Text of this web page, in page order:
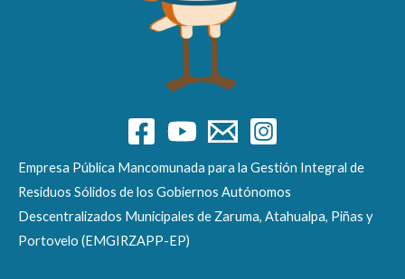
Empresa Pública Mancomunada para la Gestión Integral de
Residuos Sólidos de los Gobiernos Autónomos
Descentralizados Municipales de Zaruma, Atahualpa, Piñas y
Portovelo (EMGIRZAPP-EP)